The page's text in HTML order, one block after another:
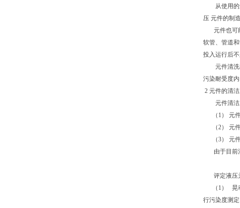
从使用的角
压 元件的制
元件也可能
软管、管道
投入运行后
元件清洗和
污染耐受度
2 元件的清
元件清洁度
（1） 元件
（2） 元件
（3） 元件
由于目前油
评定液压元
（1） 晃动
行污染度测定